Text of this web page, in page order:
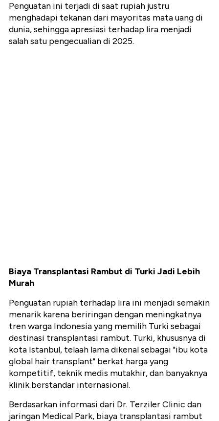
Penguatan ini terjadi di saat rupiah justru
menghadapi tekanan dari mayoritas mata uang di
dunia, sehingga apresiasi terhadap lira menjadi
salah satu pengecualian di 2025.
Biaya Transplantasi Rambut di Turki Jadi Lebih
Murah
Penguatan rupiah terhadap lira ini menjadi semakin
menarik karena beriringan dengan meningkatnya
tren warga Indonesia yang memilih Turki sebagai
destinasi transplantasi rambut. Turki, khususnya di
kota Istanbul, telaah lama dikenal sebagai "ibu kota
global hair transplant" berkat harga yang
kompetitif, teknik medis mutakhir, dan banyaknya
klinik berstandar internasional.
Berdasarkan informasi dari Dr. Terziler Clinic dan
jaringan Medical Park, biaya transplantasi rambut